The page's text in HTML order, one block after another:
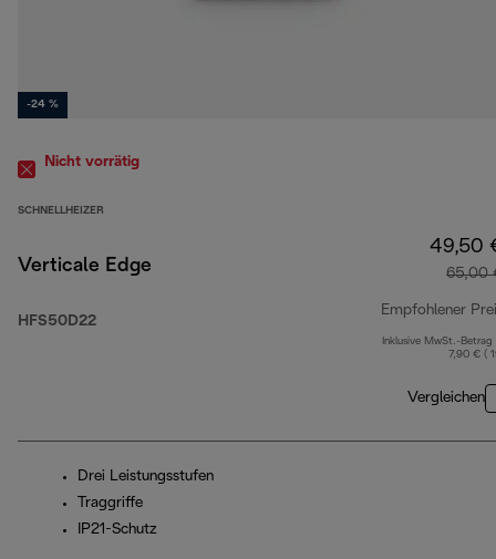
-24 %
Nicht vorrätig
SCHNELLHEIZER
Verticale Edge
HFS50D22
49,50
65,00
Empfohlener
Inklusive MwSt.-Betrag
7,90 € (
Vergleichen
Drei Leistungsstufen
Traggriffe
IP21-Schutz